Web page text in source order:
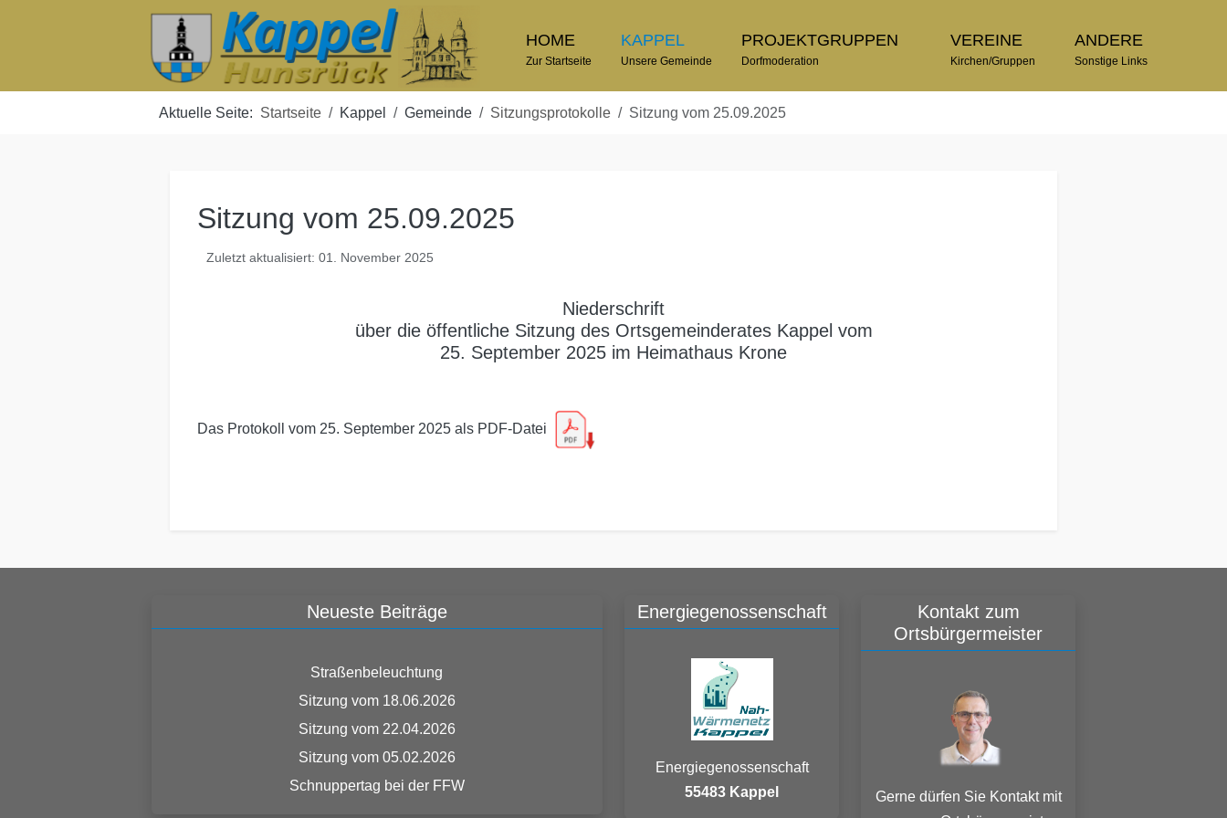
HOME
Zur Startseite
KAPPEL
Unsere Gemeinde
PROJEKTGRUPPEN
Dorfmoderation
VEREINE
Kirchen/Gruppen
ANDERE
Sonstige Links
Aktuelle Seite: Startseite Kappel Gemeinde Sitzungsprotokolle Sitzung vom 25.09.2025
Sitzung vom 25.09.2025
Zuletzt aktualisiert: 01. November 2025
Niederschrift
über die öffentliche Sitzung des Ortsgemeinderates Kappel vom
25. September 2025 im Heimathaus Krone
Das Protokoll vom 25. September 2025 als PDF-Datei
Neueste Beiträge
Straßenbeleuchtung
Sitzung vom 18.06.2026
Sitzung vom 22.04.2026
Sitzung vom 05.02.2026
Schnuppertag bei der FFW
Energiegenossenschaft
Energiegenossenschaft
55483 Kappel
Kontakt zum
Ortsbürgermeister
Gerne dürfen Sie Kontakt mit